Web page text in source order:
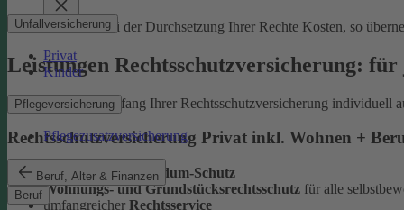
Unfallversicherung
Privat
Kinder
Pflegeversicherung
Pflegezusatzversicherung
Beruf, Alter & Finanzen
Beruf
Entstehen bei der Durchsetzung Ihrer Rechte Kosten, so
Leistungen Rechtsschutzversicherung:
Sie können den Umfang Ihrer Rechtsschutzversicherung
Rechtsschutzversicherung Privat inkl. Wohnen +
leistungsstarkerRundum-Schutz
Wohnungs- und Grundstücksrechtsschutz für alle
umfangreicher Rechtsservice